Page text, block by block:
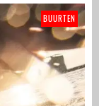
BUURTEN